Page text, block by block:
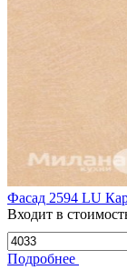
Фасад 2594 LU
Входит в
Подробнее